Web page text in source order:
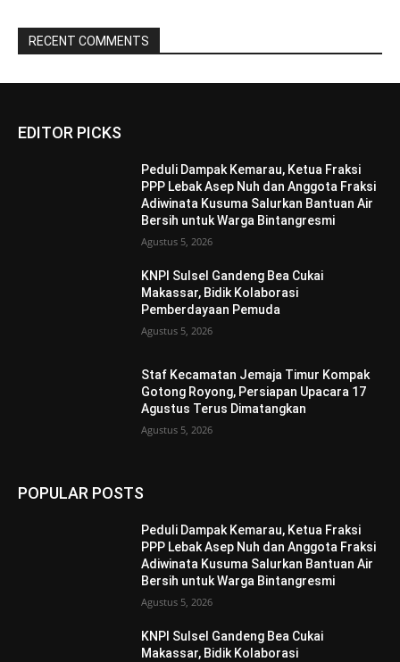
RECENT COMMENTS
EDITOR PICKS
Peduli Dampak Kemarau, Ketua Fraksi
PPP Lebak Asep Nuh dan Anggota Fraksi
Adiwinata Kusuma Salurkan Bantuan Air
Bersih untuk Warga Bintangresmi
Agustus 5, 2026
KNPI Sulsel Gandeng Bea Cukai
Makassar, Bidik Kolaborasi
Pemberdayaan Pemuda
Agustus 5, 2026
Staf Kecamatan Jemaja Timur Kompak
Gotong Royong, Persiapan Upacara 17
Agustus Terus Dimatangkan ‎
Agustus 5, 2026
POPULAR POSTS
Peduli Dampak Kemarau, Ketua Fraksi
PPP Lebak Asep Nuh dan Anggota Fraksi
Adiwinata Kusuma Salurkan Bantuan Air
Bersih untuk Warga Bintangresmi
Agustus 5, 2026
KNPI Sulsel Gandeng Bea Cukai
Makassar, Bidik Kolaborasi